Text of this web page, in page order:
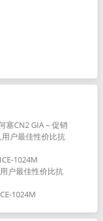
塞CN2 GIA – 促销
户最佳性价比抗
1024M
户最佳性价比抗
1024M